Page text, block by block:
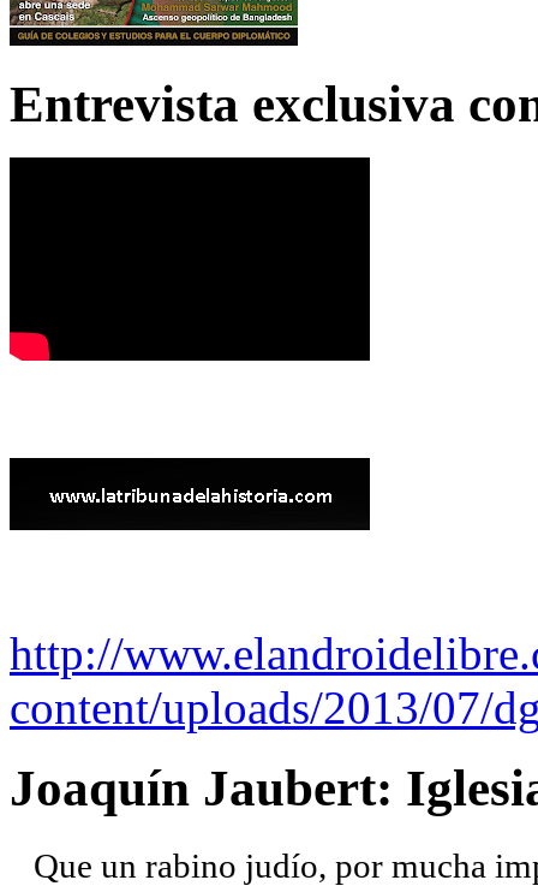
Entrevista exclusiva
http://
content/uploads/2013/07/
Joaquín Jaubert:
Que un rabino judío, por mucha